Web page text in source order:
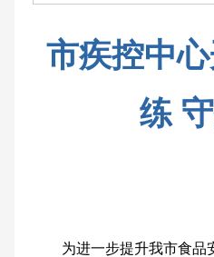
市疾控中
练
为进一步提升我市食品